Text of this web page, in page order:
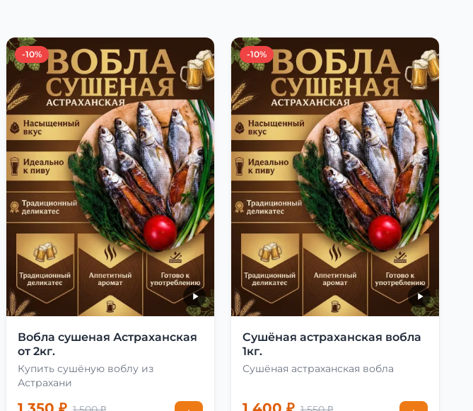
-10%
Вобла сушеная Астраханская
от 2кг.
Купить сушёную воблу из
Астрахани
-10%
Сушёная астраханская вобла
1кг.
Сушёная астраханская вобла